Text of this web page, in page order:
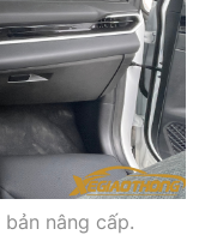
nâng cấp.